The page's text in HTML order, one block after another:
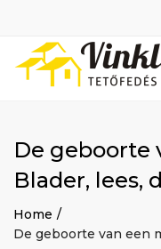
2026
2025
2025
2025
2025
2014
De geboorte
Blader, lees,
Home
De geboorte van een